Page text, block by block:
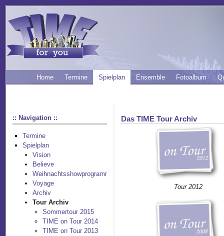
Home Termine Spielplan Ensemble Fotoalbum
:: Navigation ::
Termine
Spielplan
Vision
Believe
Weihnachtsshowprogramm
Voyage
Archiv
Tour Archiv
Sommertour 2015
TIME on Tour 2014
TIME on Tour 2013
Das TIME Tour Archiv
Tour 2012